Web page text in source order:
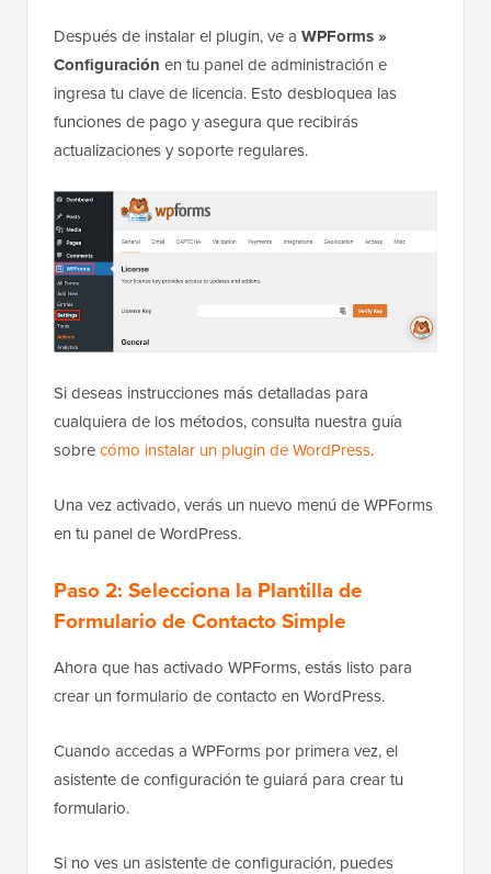
Después de instalar el plugin, ve a WPForms »
Configuración en tu panel de administración e
ingresa tu clave de licencia. Esto desbloquea las
funciones de pago y asegura que recibirás
actualizaciones y soporte regulares.
Si deseas instrucciones más detalladas para
cualquiera de los métodos, consulta nuestra guía
sobrecómo instalar un plugin de WordPress.
Una vez activado, verás un nuevo menú de WPForms
en tu panel de WordPress.
Paso 2: Selecciona la Plantilla de
Formulario de Contacto Simple
Ahora que has activado WPForms, estás listo para
crear un formulario de contacto en WordPress.
Cuando accedas a WPForms por primera vez, el
asistente de configuración te guiará para crear tu
formulario.
Si no ves un asistente de configuración, puedes